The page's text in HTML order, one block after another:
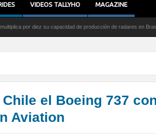
VIDEOS TALLYHO MAGAZINE
su capacidad de producción de radares en Brasil
el Boeing 737
Aviation